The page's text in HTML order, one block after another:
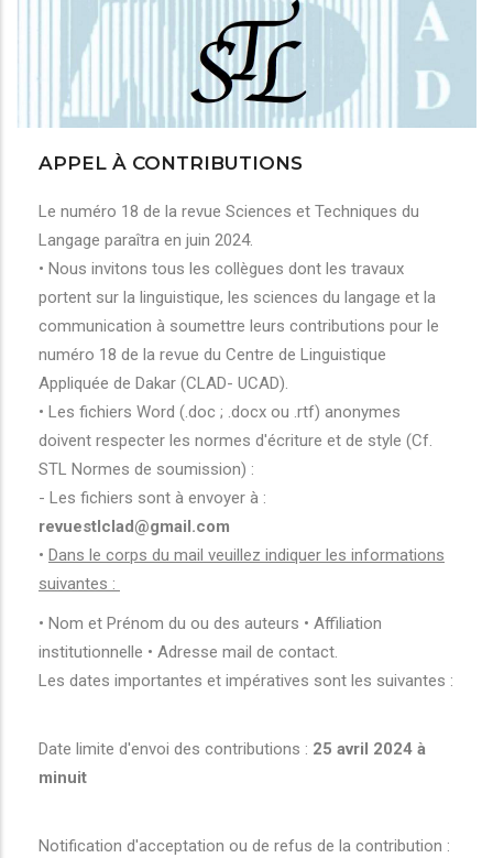
APPEL À CONTRIBUTIONS
Le numéro 18 de la revue Sciences et Techniques du
Langage paraîtra en juin 2024.
• Nous invitons tous les collègues dont les travaux
portent sur la linguistique, les sciences du langage et la
communication à soumettre leurs contributions pour le
numéro 18 de la revue du Centre de Linguistique
Appliquée de Dakar (CLAD- UCAD).
• Les fichiers Word (.doc ; .docx ou .rtf) anonymes
doivent respecter les normes d'écriture et de style (Cf.
STL Normes de soumission) :
- Les fichiers sont à envoyer à :
revuestlclad@gmail.com
• Dans le corps du mail veuillez indiquer les informations
suivantes :
• Nom et Prénom du ou des auteurs • Affiliation
institutionnelle • Adresse mail de contact.
Les dates importantes et impératives sont les suivantes :
Date limite d'envoi des contributions : 25 avril 2024 à
minuit
Notification d'acceptation ou de refus de la contribution :